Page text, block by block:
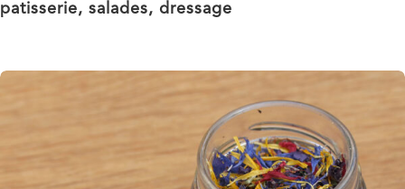
patisserie, salades, dressage